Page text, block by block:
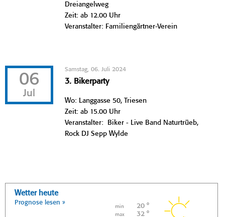
Dreiangelweg
Zeit: ab 12.00 Uhr
Veranstalter: Familiengärtner-Verein
06
Jul
Samstag, 06. Juli 2024
3. Bikerparty
Wo: Langgasse 50, Triesen
Zeit: ab 15.00 Uhr
Veranstalter: Biker - Live Band Naturtrüeb,
Rock DJ Sepp Wylde
Wetter heute
Prognose lesen »
min 20 °
max 32 °